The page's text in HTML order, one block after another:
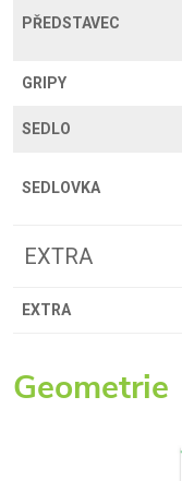
PŘEDSTAVEC
GRIPY
SEDLO
SEDLOVKA
EXTRA
EXTRA
Geometrie